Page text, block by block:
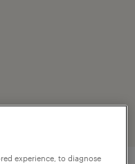
experience, to diagnose